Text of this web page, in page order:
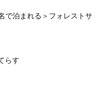
で泊まれる＞フォレストサ
らす